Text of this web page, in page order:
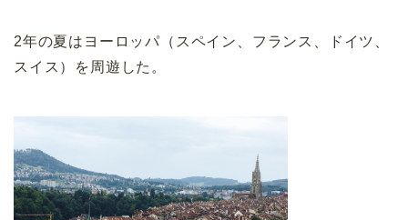
2年の夏はヨーロッパ（スペイン、フランス、ドイツ、
スイス）を周遊した。